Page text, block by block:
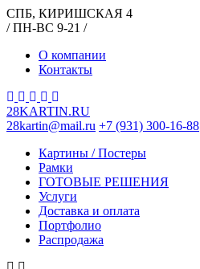
СПБ, КИРИШСКАЯ 4
/ ПН-ВС 9-21 /
О компании
Контакты
28KARTIN.RU
28kartin@mail.ru +7 (931) 300-16-88
Картины / Постеры
Рамки
ГОТОВЫЕ РЕШЕНИЯ
Услуги
Доставка и оплата
Портфолио
Распродажа